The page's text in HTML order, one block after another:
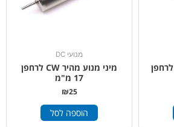
מיני מנוע מהיר CCW לרחפן
מנועי DC
מיני מנוע מהיר CW לרחפן
17 מ"מ
₪25
הוספה לסל